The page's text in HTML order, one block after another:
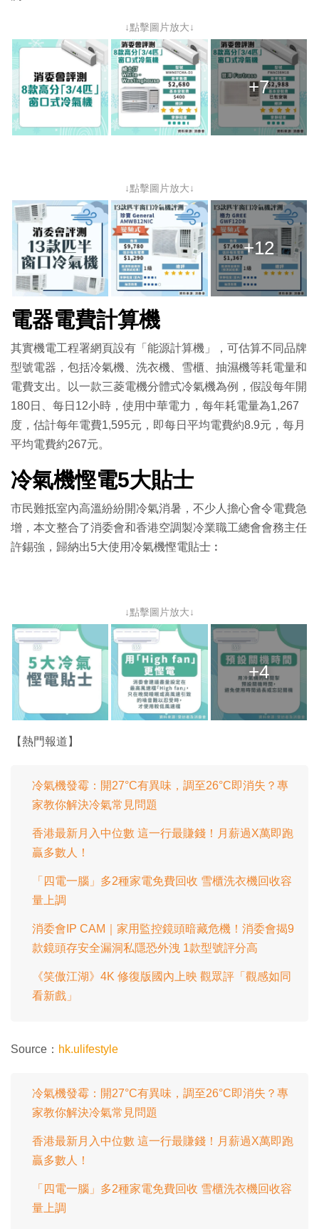
↓點擊圖片放大↓
+7
↓點擊圖片放大↓
+12
電器電費計算機
其實機電工程署網頁設有「能源計算機」，可估算不同品牌
型號電器，包括冷氣機、洗衣機、雪櫃、抽濕機等耗電量和
電費支出。以一款三菱電機分體式冷氣機為例，假設每年開
180日、每日12小時，使用中華電力，每年耗電量為1,267
度，估計每年電費1,595元，即每日平均電費約8.9元，每月
平均電費約267元。
冷氣機慳電5大貼士
市民難抵室內高溫紛紛開冷氣消暑，不少人擔心會令電費急
增，本文整合了消委會和香港空調製冷業職工總會會務主任
許錫強，歸納出5大使用冷氣機慳電貼士︰
↓點擊圖片放大↓
+4
【熱門報道】
冷氣機發霉：開27°C有異味，調至26°C即消失？專
家教你解決冷氣常見問題
香港最新月入中位數 這一行最賺錢！月薪過X萬即跑
贏多數人！
「四電一腦」多2種家電免費回收 雪櫃洗衣機回收容
量上調
消委會IP CAM｜家用監控鏡頭暗藏危機！消委會揭9
款鏡頭存安全漏洞私隱恐外洩 1款型號評分高
《笑傲江湖》4K 修復版國內上映 觀眾評「觀感如同
看新戲」
Source： hk.ulifestyle
冷氣機發霉：開27°C有異味，調至26°C即消失？專
家教你解決冷氣常見問題
香港最新月入中位數 這一行最賺錢！月薪過X萬即跑
贏多數人！
「四電一腦」多2種家電免費回收 雪櫃洗衣機回收容
量上調